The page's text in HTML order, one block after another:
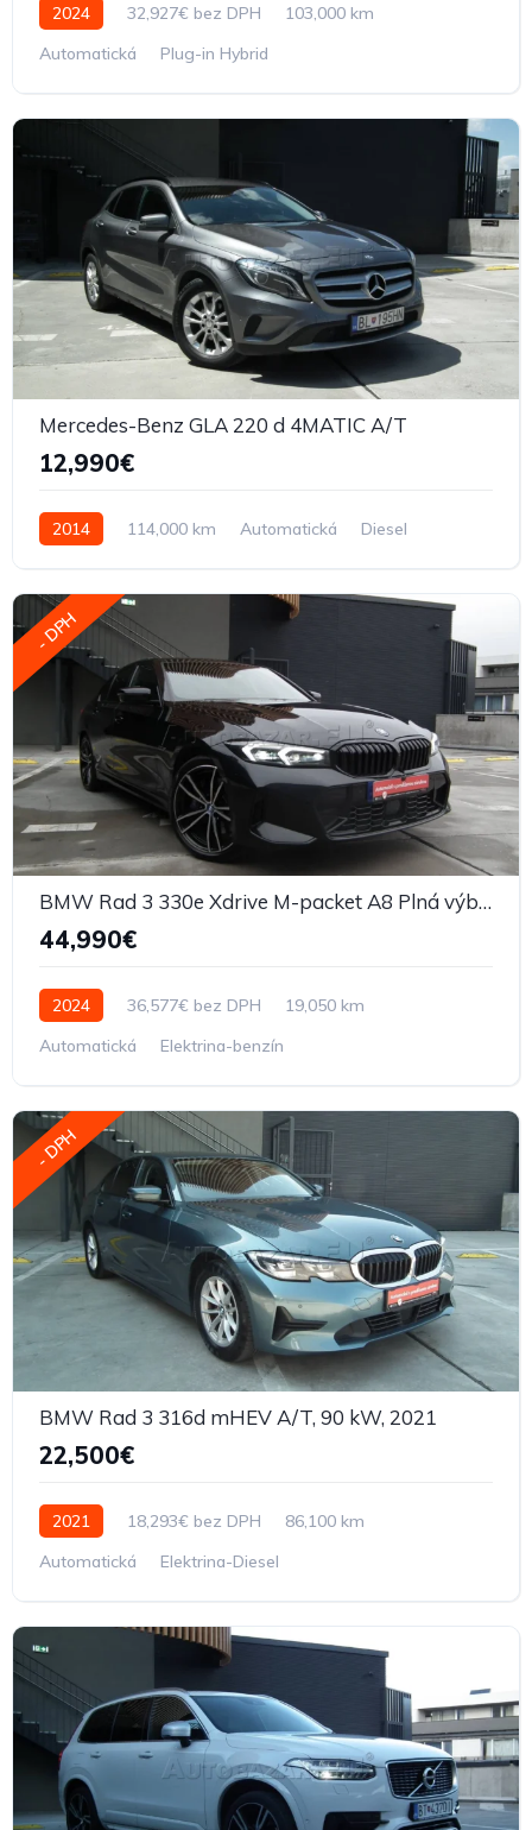
2024 32,927€ bez DPH
103,000 km
Automatická
Plug-in Hybrid
Mercedes-Benz GLA 220 d 4MATIC A/T
12,990€
2014 114,000 km Automatická Diesel
- DPH
BMW Rad 3 330e Xdrive M-packet A8 Plná výbava
44,990€
2024 36,577€ bez DPH
19,050 km
Automatická
Elektrina-benzín
- DPH
BMW Rad 3 316d mHEV A/T, 90 kW, 2021
22,500€
2021 18,293€ bez DPH
86,100 km
Automatická
Elektrina-Diesel